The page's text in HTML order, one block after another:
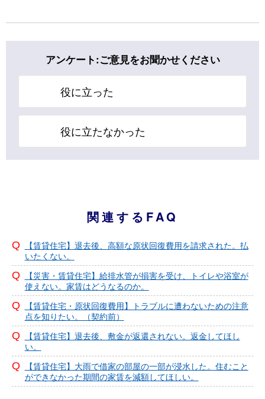
アンケート:ご意見をお聞かせください
役に立った
役に立たなかった
関連するFAQ
【賃貸住宅】退去後、高額な原状回復費用を請求された。払
いたくない。
【災害・賃貸住宅】給排水管が損害を受け、トイレや浴室が
使えない。家賃はどうなるのか。
【賃貸住宅・原状回復費用】トラブルに遭わないための注意
点を知りたい。（契約前）
【賃貸住宅】退去後、敷金が返還されない。返金してほし
い。
【賃貸住宅】大雨で借家の部屋の一部が浸水した。住むこと
ができなかった期間の家賃を減額してほしい。